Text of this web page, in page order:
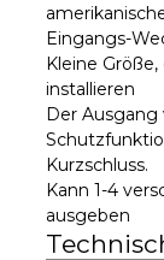
Eingangs-
Kleine
installieren
Der
Kurzschluss.
Kann 1-4
ausgeben